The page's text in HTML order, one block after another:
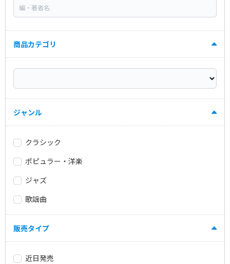
商品カテゴリ
ジャンル
クラシック
ポピュラー・洋楽
ジャズ
歌謡曲
販売タイプ
近日発売